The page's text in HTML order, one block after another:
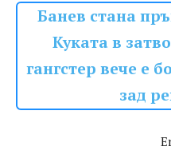
Банев стана
Куката в
гангстер вече е
зад